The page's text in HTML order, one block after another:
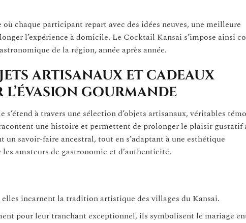
chaque participant repart avec des idées neuves, une meilleure
l’expérience à domicile. Le Cocktail Kansai s’impose ainsi
de la région, année après année.
artisanaux et cadeaux
gourmande
à travers une sélection d’objets artisanaux, véritables
une histoire et permettent de prolonger le plaisir gustatif
un savoir-faire ancestral, tout en s’adaptant à une esthétique
amateurs de gastronomie et d’authenticité.
incarnent la tradition artistique des villages du Kansai.
pour leur tranchant exceptionnel, ils symbolisent le mariage